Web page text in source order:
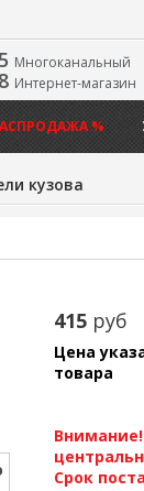
Многоканальный
Интернет-магазин
%
кузова
415 руб
Цена
товара
Срок